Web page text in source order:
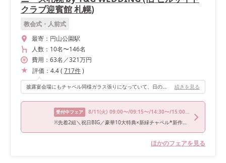
クラブ迎賓館 札幌)
教会式・人前式
最寄： 円山公園駅
人数： 10名〜146名
費用： 63名 ／321万円
評価： 4.4( 717件)
披露宴会場にもチャペル同様ガラス張りになっていて、日の光と緑が素敵な空間です！披露宴開始時はカーテンをしめて、お色直しの際にカーテンを開けながら階段を降りるようにしました。昼間の式だったのでカーテンをあけるとガラッと雰囲気が変わり、それもまた良かったです！改装された階段も素敵になっています。 会場内にプールがついていて、LOVEのマーキーライトと共にとても写真映えするポイントです！ゲストの皆様も記念撮影を沢山して楽しんでくれていました。夜は夜で、マーキーライトを点灯するととても素敵な空間でした！ 続きを見る
受付中フェア 8/11(火) 09:00〜/09:15〜/14:30〜/15:00〜/18:00〜
※先着2組＼祝日BIG／豪華10大特典×新緑チャペル*新作ドレス
ほかのフェアを見る